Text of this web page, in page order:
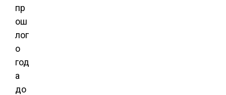
пр
ош
лог
о
год
а
до